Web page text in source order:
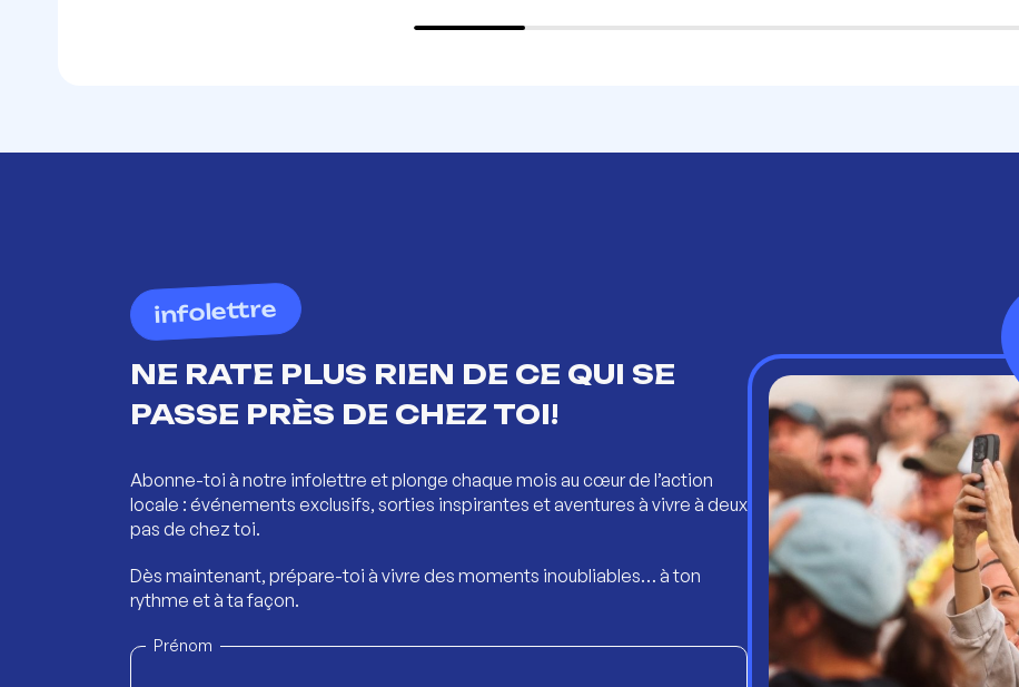
infolettre
NE RATE PLUS RIEN DE CE QUI SE
PASSE PRÈS DE CHEZ TOI!
Abonne-toi à notre infolettre et plonge chaque mois au cœur de l’action
locale : événements exclusifs, sorties inspirantes et aventures à vivre à deux
pas de chez toi.
Dès maintenant, prépare-toi à vivre des moments inoubliables… à ton
rythme et à ta façon.
Prénom